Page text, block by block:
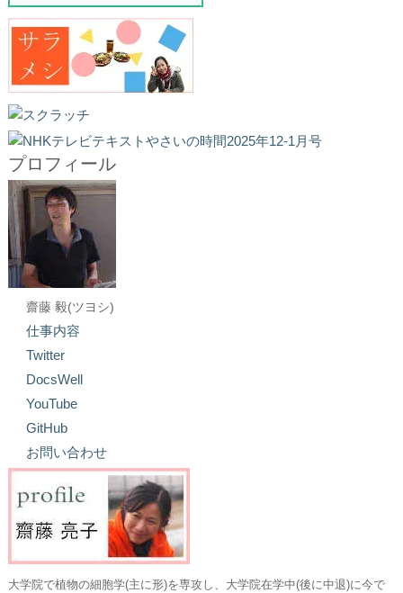
プロフィール
齋藤 毅(ツヨシ)
仕事内容
Twitter
DocsWell
YouTube
GitHub
お問い合わせ
大学院で植物の細胞学(主に形)を専攻し、大学院在学中(後に中退)に今で